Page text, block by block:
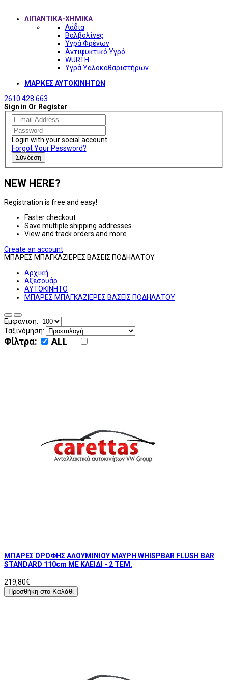
ΛΙΠΑΝΤΙΚΑ-ΧΗΜΙΚΑ
Λάδια
Βαλβολίνες
Υγρά Φρένων
Αντιψυκτικό Υγρό
WURTH
Υγρά Υαλοκαθαριστήρων
ΜΑΡΚΕΣ ΑΥΤΟΚΙΝΗΤΩΝ
2610 428 663
Sign in Or Register
Login with your social account
Forgot Your Password?
Σύνδεση
NEW HERE?
Registration is free and easy!
Faster checkout
Save multiple shipping addresses
View and track orders and more
Create an account
ΜΠΑΡΕΣ ΜΠΑΓΚΑΖΙΕΡΕΣ ΒΑΣΕΙΣ ΠΟΔΗΛΑΤΟΥ
Αρχική
Αξεσουάρ
ΑΥΤΟΚΙΝΗΤΟ
ΜΠΑΡΕΣ ΜΠΑΓΚΑΖΙΕΡΕΣ ΒΑΣΕΙΣ ΠΟΔΗΛΑΤΟΥ
Εμφάνιση:
Ταξινόμηση:
Φίλτρα: ALL
ΜΠΑΡΕΣ ΟΡΟΦΗΣ ΑΛΟΥΜΙΝΙΟΥ ΜΑΥΡΗ WHISPBAR FLUSH BAR
STANDARD 110cm ΜΕ ΚΛΕΙΔΙ - 2 TEM.
219,80€
Προσθήκη στο Καλάθι